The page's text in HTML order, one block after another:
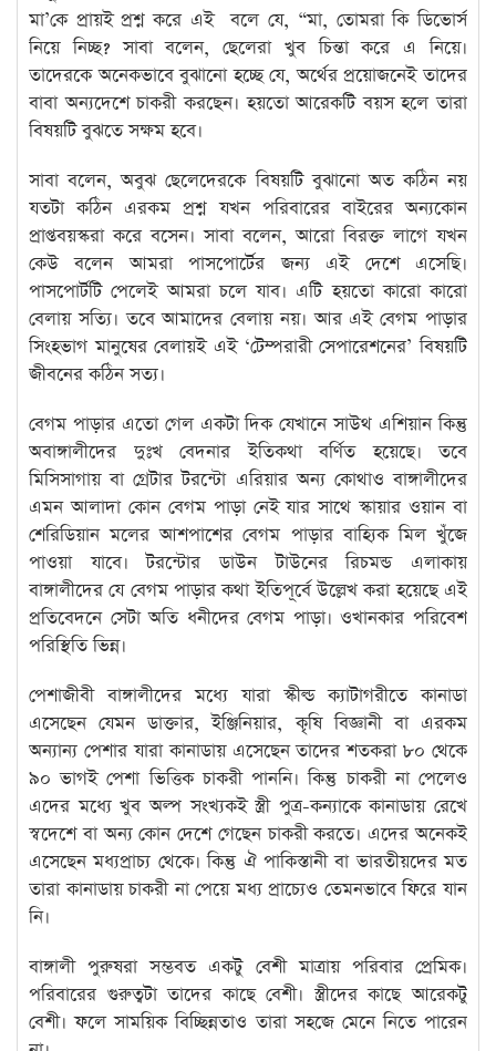
মা’কে প্রায়ই প্রশ্ন করে এই বলে যে, “মা, তোমরা কি ডিভোর্স
নিয়ে নিচ্ছ? সাবা বলেন, ছেলেরা খুব চিন্তা করে এ নিয়ে।
তাদেরকে অনেকভাবে বুঝানো হচ্ছে যে, অর্থের প্রয়োজনেই তাদের
বাবা অন্যদেশে চাকরী করছেন। হয়তো আরেকটি বয়স হলে তারা
বিষয়টি বুঝতে সক্ষম হবে।
সাবা বলেন, অবুঝ ছেলেদেরকে বিষয়টি বুঝানো অত কঠিন নয়
যতটা কঠিন এরকম প্রশ্ন যখন পরিবারের বাইরের অন্যকোন
প্রাপ্তবয়স্করা করে বসেন। সাবা বলেন, আরো বিরক্ত লাগে যখন
কেউ বলেন আমরা পাসপোর্টের জন্য এই দেশে এসেছি।
পাসপোর্টটি পেলেই আমরা চলে যাব। এটি হয়তো কারো কারো
বেলায় সত্যি। তবে আমাদের বেলায় নয়। আর এই বেগম পাড়ার
সিংহভাগ মানুষের বেলায়ই এই ‘টেম্পরারী সেপারেশনের’ বিষয়টি
জীবনের কঠিন সত্য।
বেগম পাড়ার এতো গেল একটা দিক যেখানে সাউথ এশিয়ান কিন্তু
অবাঙ্গালীদের দুঃখ বেদনার ইতিকথা বর্ণিত হয়েছে। তবে
মিসিসাগায় বা গ্রেটার টরন্টো এরিয়ার অন্য কোথাও বাঙ্গালীদের
এমন আলাদা কোন বেগম পাড়া নেই যার সাথে স্কায়ার ওয়ান বা
শেরিডিয়ান মলের আশপাশের বেগম পাড়ার বাহ্যিক মিল খুঁজে
পাওয়া যাবে। টরন্টোর ডাউন টাউনের রিচমন্ড এলাকায়
বাঙ্গালীদের যে বেগম পাড়ার কথা ইতিপূর্বে উল্লেখ করা হয়েছে এই
প্রতিবেদনে সেটা অতি ধনীদের বেগম পাড়া। ওখানকার পরিবেশ
পরিস্থিতি ভিন্ন।
পেশাজীবী বাঙ্গালীদের মধ্যে যারা স্কীল্ড ক্যাটাগরীতে কানাডা
এসেছেন যেমন ডাক্তার, ইঞ্জিনিয়ার, কৃষি বিজ্ঞানী বা এরকম
অন্যান্য পেশার যারা কানাডায় এসেছেন তাদের শতকরা ৮০ থেকে
৯০ ভাগই পেশা ভিত্তিক চাকরী পাননি। কিন্তু চাকরী না পেলেও
এদের মধ্যে খুব অল্প সংখ্যকই স্ত্রী পুত্র-কন্যাকে কানাডায় রেখে
স্বদেশে বা অন্য কোন দেশে গেছেন চাকরী করতে। এদের অনেকই
এসেছেন মধ্যপ্রাচ্য থেকে। কিন্তু ঐ পাকিস্তানী বা ভারতীয়দের মত
তারা কানাডায় চাকরী না পেয়ে মধ্য প্রাচ্যেও তেমনভাবে ফিরে যান
নি।
বাঙ্গালী পুরুষরা সম্ভবত একটু বেশী মাত্রায় পরিবার প্রেমিক।
পরিবারের গুরুত্বটা তাদের কাছে বেশী। স্ত্রীদের কাছে আরেকটু
বেশী। ফলে সাময়িক বিচ্ছিন্নতাও তারা সহজে মেনে নিতে পারেন